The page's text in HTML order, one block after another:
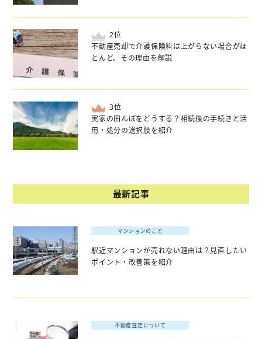
位
不動産売却で介護保険料は上がらない場合がほ
とんど。その理由を解説
位
実家の田んぼをどうする？相続後の手続きと活
用・処分の選択肢を紹介
最新記事
マンションのこと
駅近マンションが売れない理由は？見直したい
ポイント・改善策を紹介
不動産査定について